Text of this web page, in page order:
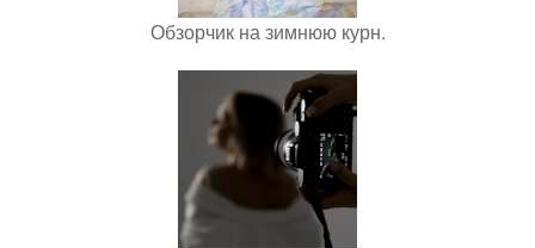
Обзорчик на зимнюю курн.